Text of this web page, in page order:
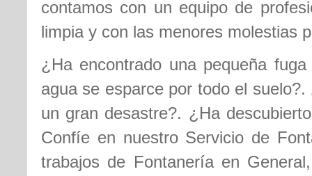
contamos con un equipo de
limpia y con las menores molestias
¿Ha encontrado una pequeña
agua se esparce por todo el
un gran desastre?. ¿Ha
Confíe en nuestro Servicio de
trabajos de Fontanería en